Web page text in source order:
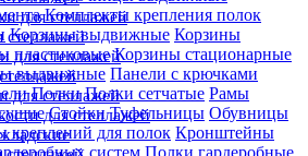
для стеллажей
стеллажей
для стеллажей
для стеллажей
для стеллажей
Комплекты крепления полок
Корзины выдвижные Корзины
пластиковые Корзины стационарные
выдвижные Панели с крючками
Полки Полки сетчатые Рамы
Стойки Туфельницы Обувницы
креплений для полок Кронштейны
систем Полки гардеробные